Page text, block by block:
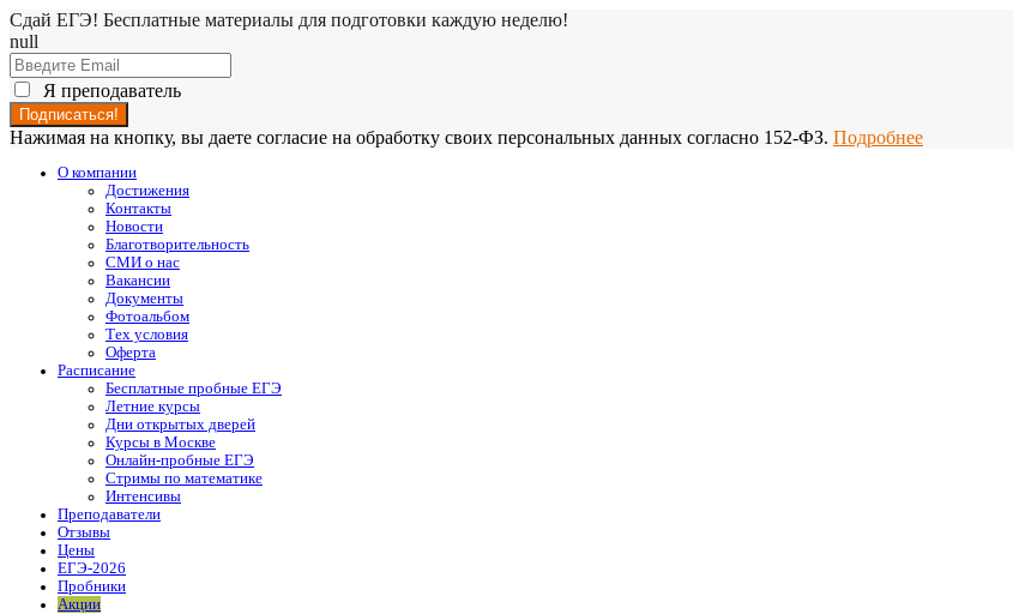
Сдай ЕГЭ! Бесплатные материалы для подготовки каждую неделю!
null
Я преподаватель
Нажимая на кнопку, вы даете согласие на обработку своих персональных данных согласно 152-ФЗ. Подробнее
О компании
Достижения
Контакты
Новости
Благотворительность
СМИ о нас
Вакансии
Документы
Фотоальбом
Тех условия
Оферта
Расписание
Бесплатные пробные ЕГЭ
Летние курсы
Дни открытых дверей
Курсы в Москве
Онлайн-пробные ЕГЭ
Стримы по математике
Интенсивы
Преподаватели
Отзывы
Цены
ЕГЭ-2026
Пробники
Акции